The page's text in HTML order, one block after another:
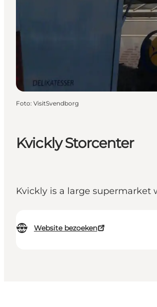
Kvickly Storcenter
Kvickly is a large supermarket
Website bezoeken
Foto: VisitSvendborg